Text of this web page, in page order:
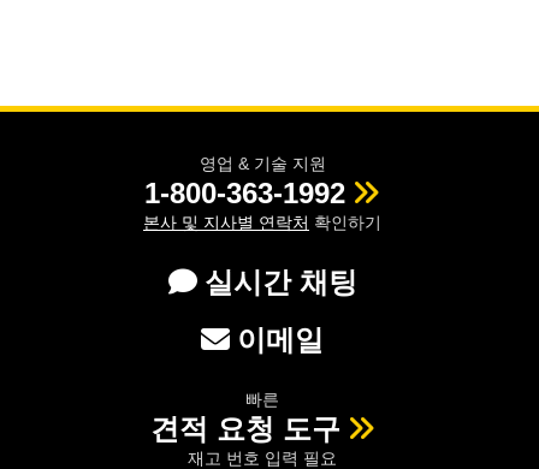
영업 & 기술 지원
1-800-363-1992
본사 및 지사별 연락처 확인하기
실시간 채팅
이메일
빠른
견적 요청 도구
재고 번호 입력 필요